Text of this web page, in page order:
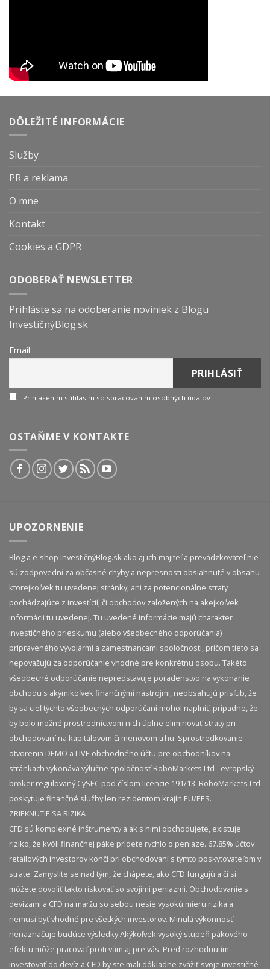
DÔLEŽITÉ INFORMÁCIE
Služby
PR a reklama
O mne
Kontakt
Cookies a GDPR
ODOBERAŤ NEWSLETTER
Prihláste sa na odoberanie noviniek z Blogu
InvestičnýBlog.sk
Email
Prihlásením súhlasím so spracovaním osobných údajov
OSTAŇME V KONTAKTE
UPOZORNENIE
Blog a e-shop InvestičnýBlog.sk ako aj ich majiteľ a prevádzkovateľ nie
sú zodpovední za občasné chyby a nepresnosti obsiahnuté v obsahu
ktorejkoľvek tu uvedenej stránky, ani za potencionálne straty
pochádzajúce z investícií, či obchodov založených na akejkoľvek
informácii tu uvedenej. Tu uvedené informácie majú charakter
investičného prieskumu (alebo všeobecného odporúčania)
pripraveného vývojármi a zamestnancami spoločnosti, pričom tieto sa
nepovažujú za odporúčanie vhodné pre konkrétnu osobu. Takéto
všeobecné odporúčanie nepredstavuje poradenstvo na vykonanie
obchodu s akýmikoľvek finančnými nástrojmi, neobsahujú prísľub, že
by sa cieľ týchto všeobecných odporúčaní mohol naplniť, prípadne, že
by bolo možné prostredníctvom nich úplne eliminovať straty pri
obchodovaní na kapitálovom či menovom trhu. Sprostredkovanie
otvorenia DEMO a LIVE obchodného účtu pre obchodníkov na
stránkach vykonáva výlučne spoločnosť RoboMarkets Ltd - evropský
broker regulovaný CySEC pod číslom licencie 191/13. RoboMarkets Ltd
poskytuje finančné služby len rezidentom krajín EU/EES.
ZRIEKNUTIE SA RIZIKA
CFD sú komplexné inštrumenty a ak s nimi obchodujete, existuje
riziko, že kvôli finančnej páke prídete rychlo o peniaze. 67.85% účtov
retailových investorov končí pri obchodovaní s týmto poskytovateľom v
strate. Zamyslite se nad tým, že chápete, ako CFD fungujú a či si
môžete dovoliť takto riskovať so svojimi peniazmi. Obchodovanie s
devízami a CFD na maržu so sebou nesie vysokú mieru rizika a
nemusí byť vhodné pre všetkých investorov. Minulá výkonnosť
nenaznačuje budúce výsledky.​ Akýkoľvek vysoký stupeň pákového
efektu môže pracovať proti vám aj pre vás. Pred rozhodnutím
investovať do devíz a CFD by ste mali dôkladne zvážiť svoje investičné